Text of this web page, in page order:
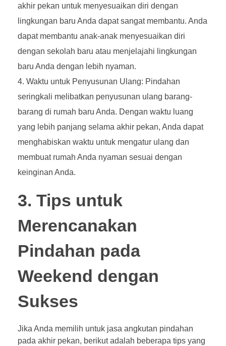
akhir pekan untuk menyesuaikan diri dengan
lingkungan baru Anda dapat sangat membantu. Anda
dapat membantu anak-anak menyesuaikan diri
dengan sekolah baru atau menjelajahi lingkungan
baru Anda dengan lebih nyaman.
Waktu untuk Penyusunan Ulang: Pindahan
seringkali melibatkan penyusunan ulang barang-
barang di rumah baru Anda. Dengan waktu luang
yang lebih panjang selama akhir pekan, Anda dapat
menghabiskan waktu untuk mengatur ulang dan
membuat rumah Anda nyaman sesuai dengan
keinginan Anda.
3. Tips untuk
Merencanakan
Pindahan pada
Weekend dengan
Sukses
Jika Anda memilih untuk jasa angkutan pindahan
pada akhir pekan, berikut adalah beberapa tips yang